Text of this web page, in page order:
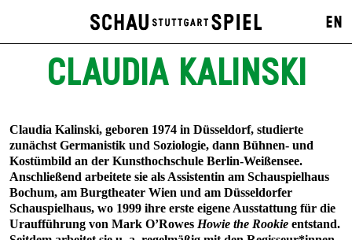
EN
CLAUDIA KALINSKI
Claudia Kalinski, geboren 1974 in Düsseldorf, studierte
zunächst Germanistik und Soziologie, dann Bühnen- und
Kostümbild an der Kunsthochschule Berlin-Weißensee.
Anschließend arbeitete sie als Assistentin am Schauspielhaus
Bochum, am Burgtheater Wien und am Düsseldorfer
Schauspielhaus, wo 1999 ihre erste eigene Ausstattung für die
Uraufführung von Mark O’Rowes Howie the Rookie entstand.